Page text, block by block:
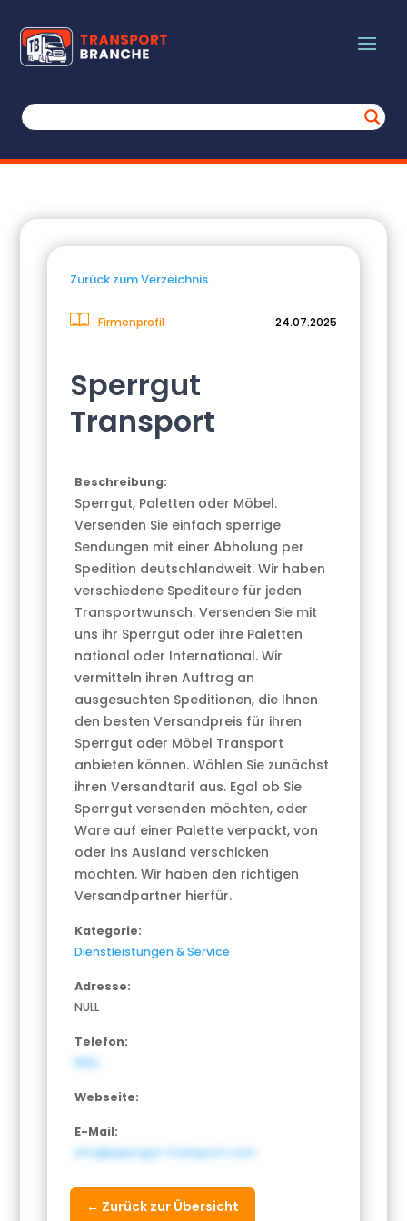
Zurück zum Verzeichnis.
Firmenprofil 24.07.2025
Sperrgut
Transport
Beschreibung:
Sperrgut, Paletten oder Möbel.
Versenden Sie einfach sperrige
Sendungen mit einer Abholung per
Spedition deutschlandweit. Wir haben
verschiedene Spediteure für jeden
Transportwunsch. Versenden Sie mit
uns ihr Sperrgut oder ihre Paletten
national oder International. Wir
vermitteln ihren Auftrag an
ausgesuchten Speditionen, die Ihnen
den besten Versandpreis für ihren
Sperrgut oder Möbel Transport
anbieten können. Wählen Sie zunächst
ihren Versandtarif aus. Egal ob Sie
Sperrgut versenden möchten, oder
Ware auf einer Palette verpackt, von
oder ins Ausland verschicken
möchten. Wir haben den richtigen
Versandpartner hierfür.
Kategorie:
Dienstleistungen & Service
Adresse:
NULL
Telefon:
NULL
Webseite:
E-Mail:
info@sperrgut-transport.com
← Zurück zur Übersicht